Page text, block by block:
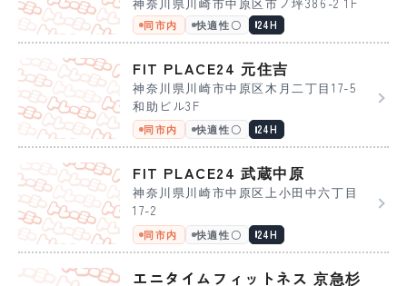
同市内 快適性〇 24H
FIT PLACE24 元住吉
神奈川県川崎市中原区木月二丁目17-5
和助ビル3F
同市内 快適性〇 24H
FIT PLACE24 武蔵中原
神奈川県川崎市中原区上小田中六丁目
17-2
同市内 快適性〇 24H
エニタイムフィットネス 京急杉